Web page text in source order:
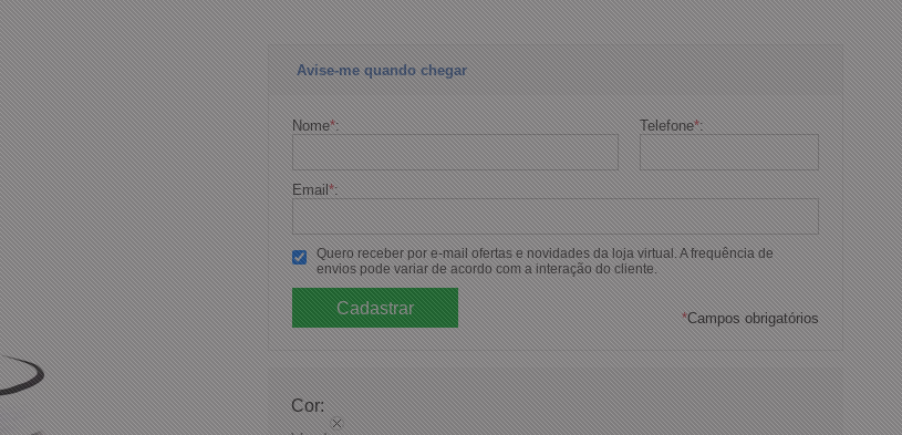
Avise-me quando chegar
Nome*: Telefone*:
Email*:
Quero receber por e-mail ofertas e novidades da loja virtual. A frequência de
envios pode variar de acordo com a interação do cliente.
*Campos obrigatórios
Cor: